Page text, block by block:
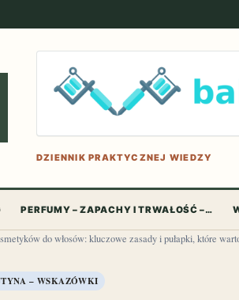
DZIENNIK PRAKTYCZNEJ WIEDZY
PERFUMY – ZAPACHY I TRWAŁOŚĆ –…
do włosów: kluczowe zasady i pułapki, które
– WSKAZÓWKI